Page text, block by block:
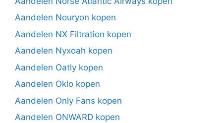
Aandelen Nouryon kopen
Aandelen NX Filtration kopen
Aandelen Nyxoah kopen
Aandelen Oatly kopen
Aandelen Oklo kopen
Aandelen Only Fans kopen
Aandelen ONWARD kopen